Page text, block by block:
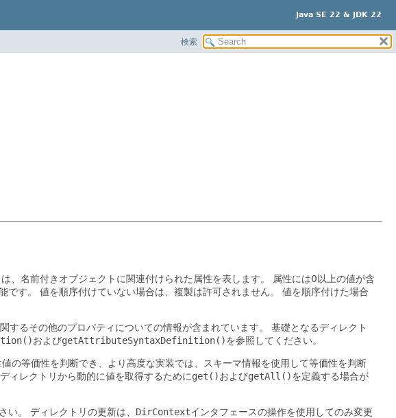
Java SE 22 & JDK 22
検索
、名前付きオブジェクトに関連付けられた属性を表します。
属性には0以上の値が含
です。 値を順序付けていない場合は、複製は許可されません。
値を順序付けた場合
するその他のプロパティについての情報が含まれています。
基礎となるディレクト
およびgetAttributeSyntaxDefinition()を参照してください。
の等価性を判断でき、より高度な実装では、スキーマ情報を使用して等価性を判断
ィレクトリから動的に値を取得するためにget()およびgetAll()を定義する場合が
い。 ディレクトリの更新は、 DirContextインタフェースの操作を使用してのみ変更